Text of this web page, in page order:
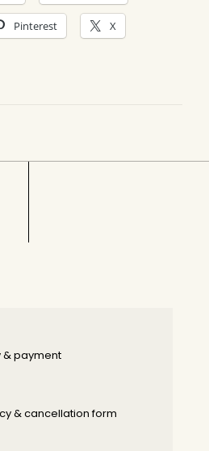
Pinterest X
& payment
& cancellation form